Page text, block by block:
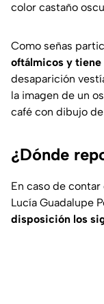
color castaño
Como señas
oftálmicos y tiene
desaparición
la imagen de un
café con dibujo
¿Dónde
En caso de
Lucía Guadalupe
disposición los